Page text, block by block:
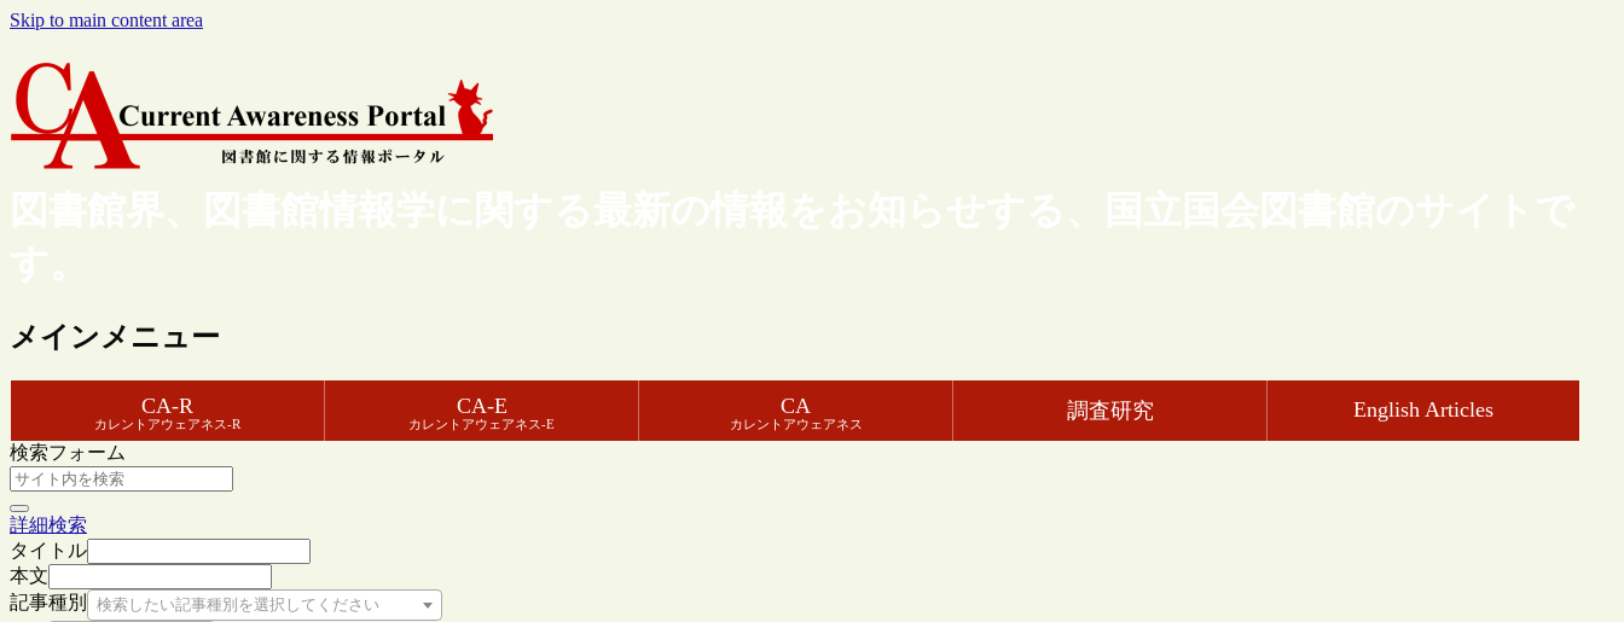
Skip to main content area
図書館界、図書館情報学に関する最新の情報をお知らせする、国立国会図書館のサイトで
す。
メインメニュー
CA-R
カレントアウェアネス-R
CA-E
カレントアウェアネス-E
CA
カレントアウェアネス
調査研究 English Articles
検索フォーム
詳細検索
タイトル
本文
記事種別
検索したい記事種別を選択してください